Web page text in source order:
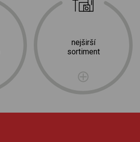
nejširší
sortiment